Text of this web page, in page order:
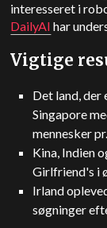
interesseret i
DailyAI har
Vigtige
Det land, der
Singapore
mennesker
Kina, Indien
Girlfriend's i
Irland
søgninger